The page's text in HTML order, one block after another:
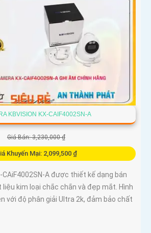
KBVISION KX-CAIF4002SN-A
Giá Bán: 3,230,000 ₫
Khuyến Mại: 2,099,500 ₫
CAiF4002SN-A được thiết kế dạng bán
kim loại chắc chắn và đẹp mắt. Hình
với độ phân giải Ultra 2k, đảm bảo chất